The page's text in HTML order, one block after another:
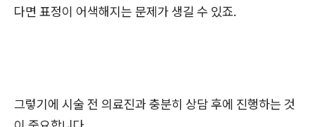
다면 표정이 어색해지는 문제가 생길 수 있죠.
그렇기에 시술 전 의료진과 충분히 상담 후에 진행하는 것